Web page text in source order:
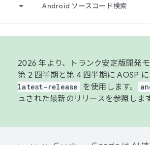
Android ソースコード検索
2026 年より、トランク安定版開発
第 2 四半期と第 4 四半期に AOSP
latest-release を使用します。
ュされた最新のリリースを参照しま